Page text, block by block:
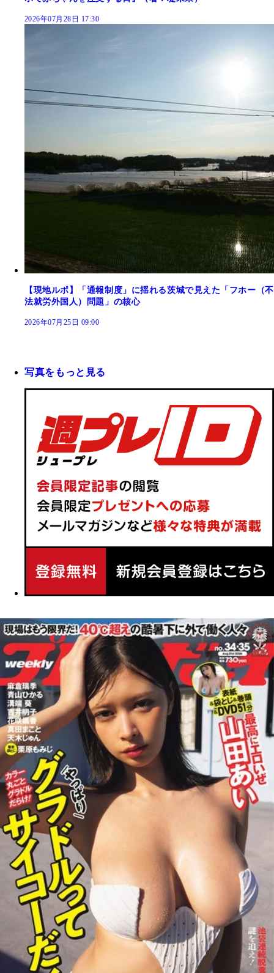
2026年07月28日 17:30
【現地ルポ】「通報制度」に揺れる茨城で見えた「フホー（不
法就労外国人）問題」の核心
2026年07月25日 09:00
写真をもっと見る